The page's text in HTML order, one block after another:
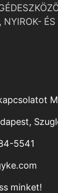
NYIROK- ÉS
5541
minket!